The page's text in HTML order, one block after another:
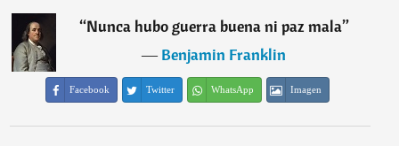
“Nunca hubo guerra buena ni paz mala”
―Benjamin Franklin
Facebook Twitter WhatsApp Imagen